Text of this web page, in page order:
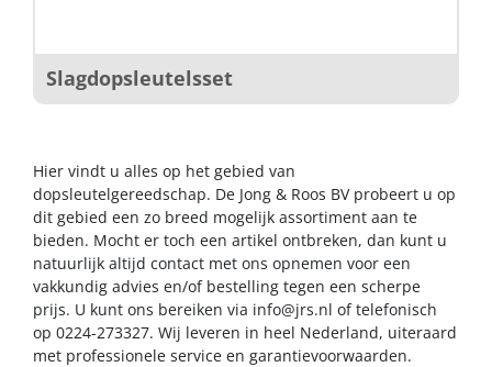
Slagdopsleutelsset
Hier vindt u alles op het gebied van
dopsleutelgereedschap. De Jong & Roos BV probeert u op
dit gebied een zo breed mogelijk assortiment aan te
bieden. Mocht er toch een artikel ontbreken, dan kunt u
natuurlijk altijd contact met ons opnemen voor een
vakkundig advies en/of bestelling tegen een scherpe
prijs. U kunt ons bereiken via info@jrs.nl of telefonisch
op 0224-273327. Wij leveren in heel Nederland, uiteraard
met professionele service en garantievoorwaarden.